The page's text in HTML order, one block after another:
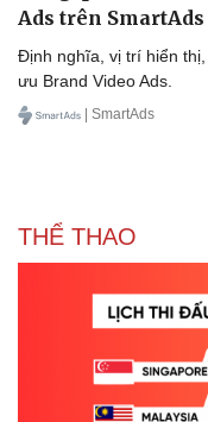
Thông tin doanh nghiệp
Doanh nhân
Ads trên SmartAds
Định nghĩa, vị trí hiển
ưu Brand Video Ads.
| SmartAds
THỂ THAO